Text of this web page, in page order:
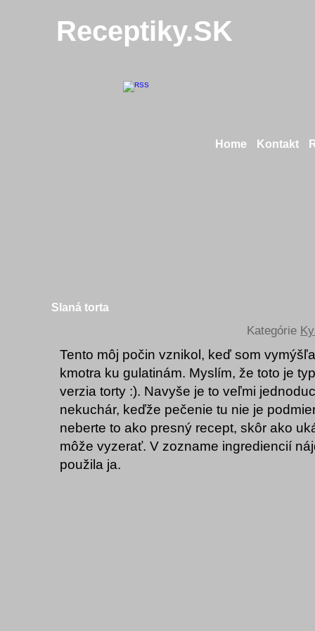
Receptiky.SK
Home Kontakt
Slaná torta
Kategórie
Tento môj počin vznikol, keď som
kmotra ku gulatinám. Myslím, že toto je
verzia torty :). Navyše je to veľmi
nekuchár, keďže pečenie tu nie je
neberte to ako presný recept, skôr ako
môže vyzerať. V zozname ingrediencií
použila ja.